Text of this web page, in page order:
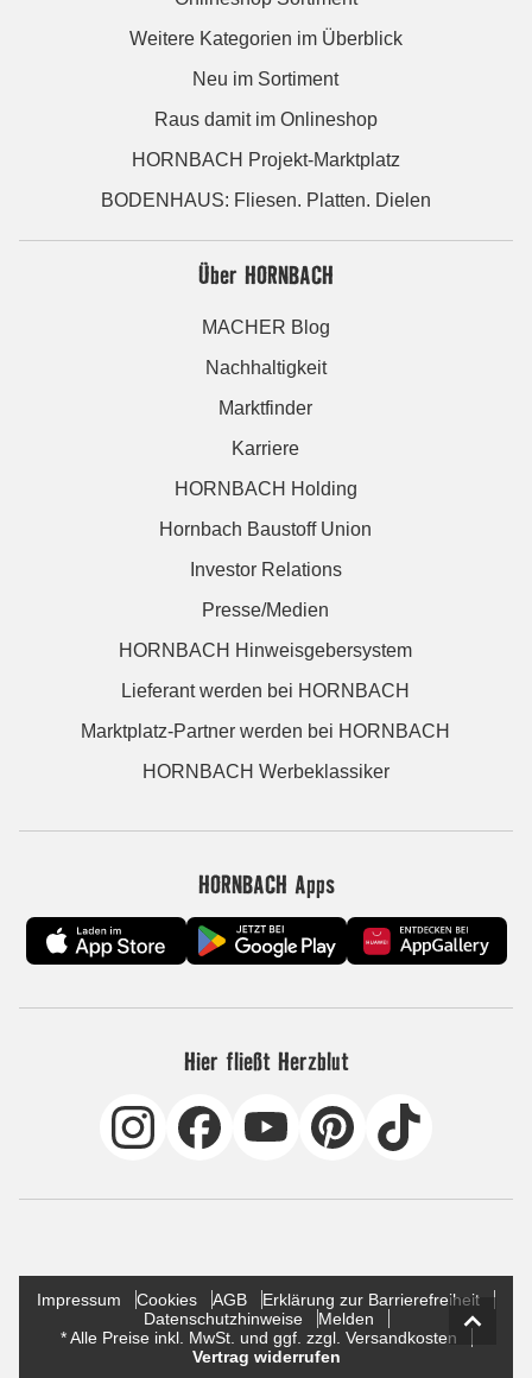
Weitere Kategorien im Überblick
Neu im Sortiment
Raus damit im Onlineshop
HORNBACH Projekt-Marktplatz
BODENHAUS: Fliesen. Platten. Dielen
Über HORNBACH
MACHER Blog
Nachhaltigkeit
Marktfinder
Karriere
HORNBACH Holding
Hornbach Baustoff Union
Investor Relations
Presse/Medien
HORNBACH Hinweisgebersystem
Lieferant werden bei HORNBACH
Marktplatz-Partner werden bei HORNBACH
HORNBACH Werbeklassiker
HORNBACH Apps
Hier fließt Herzblut
Impressum Cookies AGB
Erklärung zur Barrierefreiheit
Datenschutzhinweise
Melden
* Alle Preise inkl. MwSt. und ggf. zzgl. Versandkosten
Vertrag widerrufen